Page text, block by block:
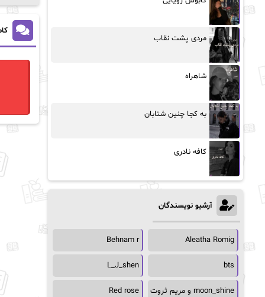
مردی پشت نقاب
شاهراه
به کجا چنین شتابان
کافه نادری
آرشیو نویسندگان
Aleatha Romig
Behnam r
bts
L_J_shen
moon_shine و مریم ثروت Red rose